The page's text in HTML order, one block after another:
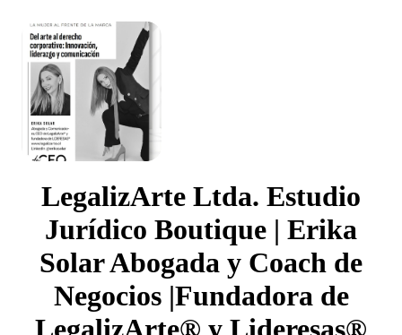
LegalizArte Ltda. Estudio
Jurídico Boutique | Erika
Solar Abogada y Coach de
Negocios |Fundadora de